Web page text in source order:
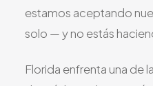
Trastorno Bipolar
Manejo de
Neuropatía Periférica
estamos aceptando
solo — y no estás
Florida enfrenta una de